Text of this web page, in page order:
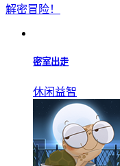
解密冒险！